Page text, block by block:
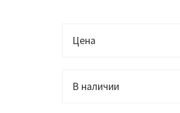
Цена
В наличии